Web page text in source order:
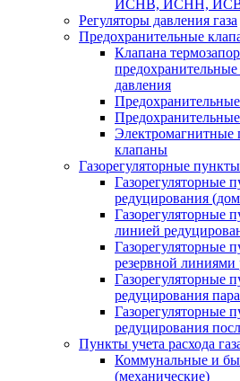
ИСНВ, ИСНН,
Регуляторы давления газа
Предохранительные
Клапана
давления
Электромагнитные
клапаны
Газорегуляторные
Газорегуляторные
редуцирования
Газорегуляторные
линией
Газорегуляторные
резервной линиями
Газорегуляторные
редуцирования
Газорегуляторные
редуцирования
Пункты учета расхода
Коммунальные и
(механические)